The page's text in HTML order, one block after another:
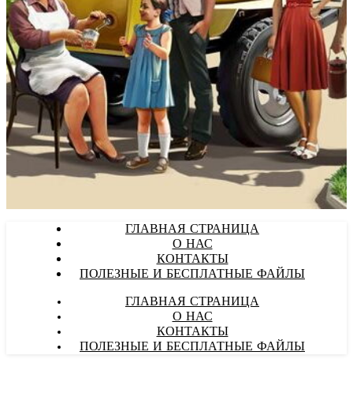
ГЛАВНАЯ СТРАНИЦА
О НАС
КОНТАКТЫ
ПОЛЕЗНЫЕ И БЕСПЛАТНЫЕ ФАЙЛЫ
ГЛАВНАЯ СТРАНИЦА
О НАС
КОНТАКТЫ
ПОЛЕЗНЫЕ И БЕСПЛАТНЫЕ ФАЙЛЫ